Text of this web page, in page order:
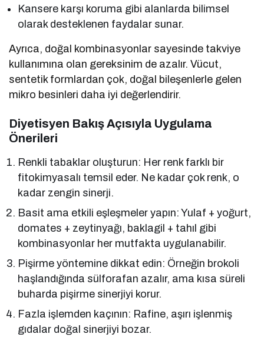
Kansere karşı koruma gibi alanlarda bilimsel
olarak desteklenen faydalar sunar.
Ayrıca, doğal kombinasyonlar sayesinde takviye
kullanımına olan gereksinim de azalır. Vücut,
sentetik formlardan çok, doğal bileşenlerle gelen
mikro besinleri daha iyi değerlendirir.
Diyetisyen Bakış Açısıyla Uygulama
Önerileri
Renkli tabaklar oluşturun: Her renk farklı bir
fitokimyasalı temsil eder. Ne kadar çok renk, o
kadar zengin sinerji.
Basit ama etkili eşleşmeler yapın: Yulaf + yoğurt,
domates + zeytinyağı, baklagil + tahıl gibi
kombinasyonlar her mutfakta uygulanabilir.
Pişirme yöntemine dikkat edin: Örneğin brokoli
haşlandığında sülforafan azalır, ama kısa süreli
buharda pişirme sinerjiyi korur.
Fazla işlemden kaçının: Rafine, aşırı işlenmiş
gıdalar doğal sinerjiyi bozar.